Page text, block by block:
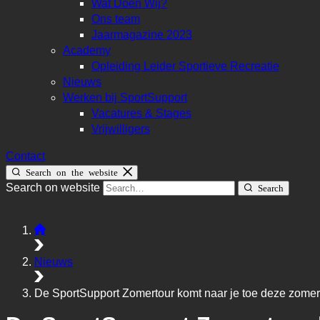
Wat Doen Wij?
Ons team
Jaarmagazine 2023
Academy
Opleiding Leider Sportieve Recreatie
Nieuws
Werken bij SportSupport
Vacatures & Stages
Vrijwilligers
Contact
Search on the website
Search on website Search
Nieuws
De SportSupport Zomertour komt naar je toe deze